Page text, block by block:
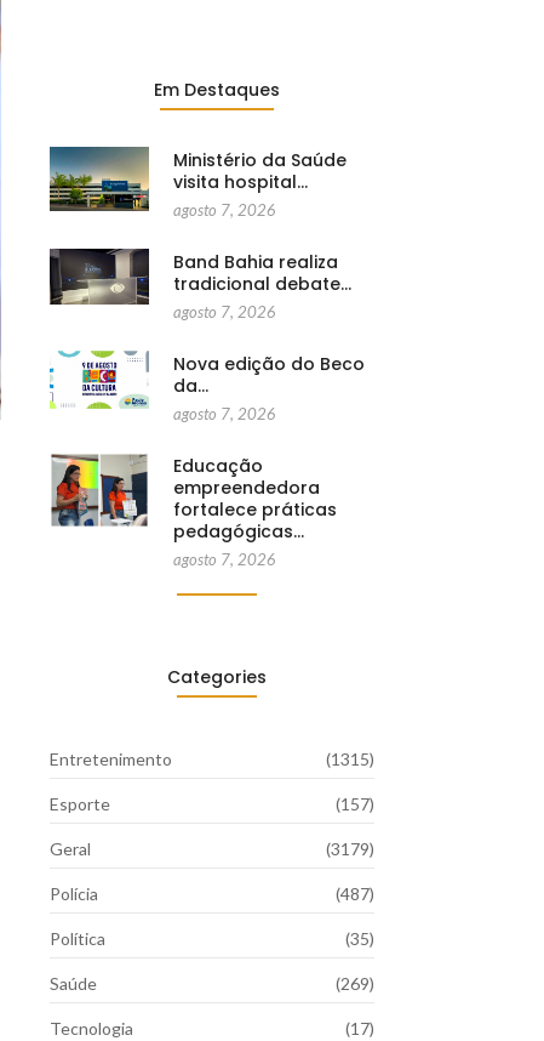
Em Destaques
Ministério da Saúde
visita hospital…
agosto 7, 2026
Band Bahia realiza
tradicional debate…
agosto 7, 2026
Nova edição do Beco
da…
agosto 7, 2026
Educação
empreendedora
fortalece práticas
pedagógicas…
agosto 7, 2026
Categories
Entretenimento (1315)
Esporte (157)
Geral (3179)
Polícia (487)
Política (35)
Saúde (269)
Tecnologia (17)